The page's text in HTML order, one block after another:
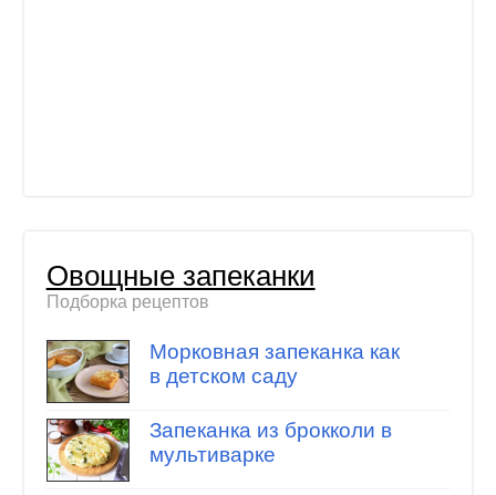
Овощные запеканки
Подборка рецептов
Морковная запеканка как
в детском саду
Запеканка из брокколи в
мультиварке